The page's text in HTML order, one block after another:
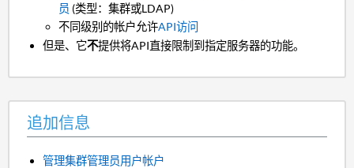
员 (类型：集群或LDAP)
不同级别的帐户允许API访问
但是、它不提供将API直接限制到指定服务器的功能。
追加信息
管理集群管理员用户帐户